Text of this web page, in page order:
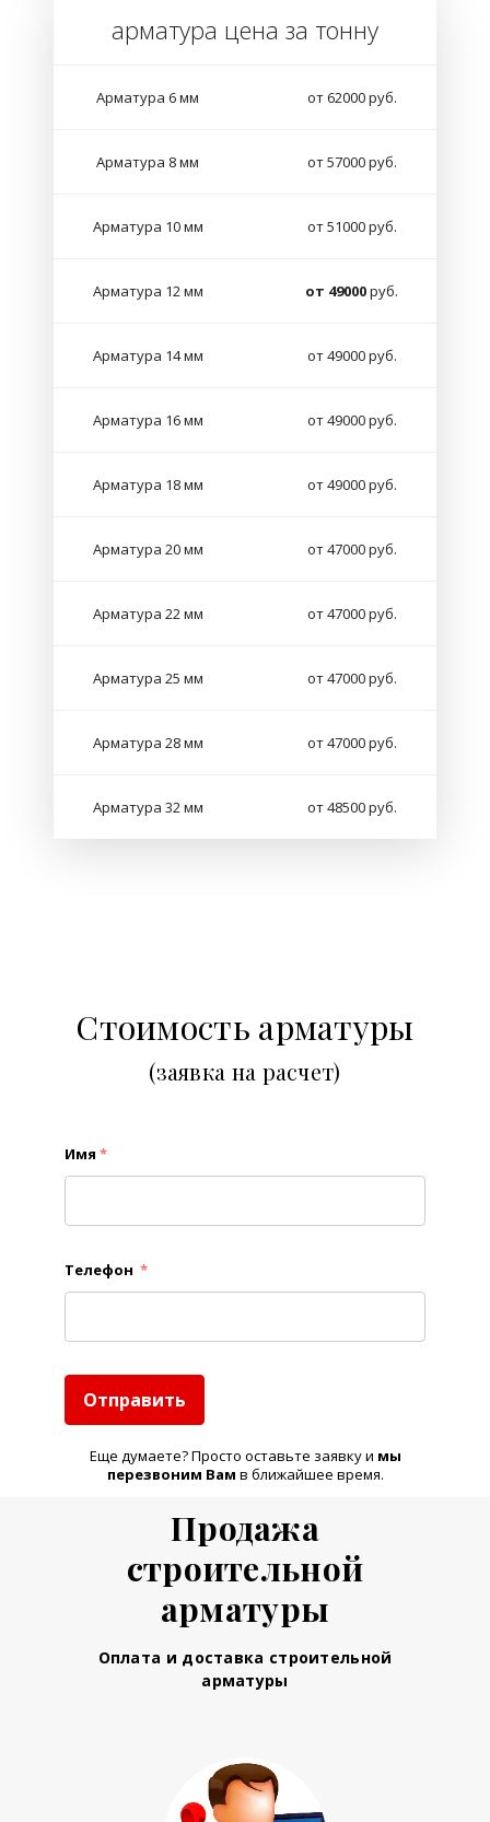
арматура цена за тонну
Арматура 6 мм от 62000 руб.
Арматура 8 мм от 57000 руб.
Арматура 10 мм от 51000 руб.
Арматура 12 мм от 49000руб.
Арматура 14 мм от 49000 руб.
Арматура 16 мм от 49000 руб.
Арматура 18 мм от 49000 руб.
Арматура 20 мм от 47000 руб.
Арматура 22 мм от 47000 руб.
Арматура 25 мм от 47000 руб.
Арматура 28 мм от 47000 руб.
Арматура 32 мм от 48500 руб.
Стоимость арматуры
(заявка на расчет)
Имя *
Телефон *
Отправить
Еще думаете? Просто оставьте заявку и мы
перезвоним Вам в ближайшее время.
Продажа
строительной
арматуры
Оплата и доставка строительной
арматуры